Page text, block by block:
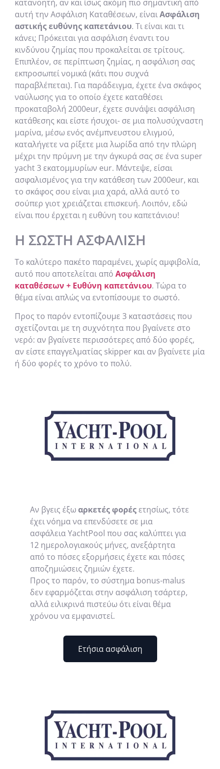
κατανοητή, αν και ίσως ακόμη πιο σημαντική από
αυτή την Ασφάλιση Καταθέσεων, είναιΑσφάλιση
αστικής ευθύνης καπετάνιου. Τι είναι και τι
κάνει; Πρόκειται για ασφάλιση έναντι του
κινδύνου ζημίας που προκαλείται σε τρίτους.
Επιπλέον, σε περίπτωση ζημίας, η ασφάλιση σας
εκπροσωπεί νομικά (κάτι που συχνά
παραβλέπεται). Για παράδειγμα, έχετε ένα σκάφος
ναύλωσης για το οποίο έχετε καταθέσει
προκαταβολή 2000eur, έχετε συνάψει ασφάλιση
κατάθεσης και είστε ήσυχοι- σε μια πολυσύχναστη
μαρίνα, μέσω ενός ανέμπνευστου ελιγμού,
καταλήγετε να ρίξετε μια λωρίδα από την πλώρη
μέχρι την πρύμνη με την άγκυρά σας σε ένα super
yacht 3 εκατομμυρίων eur. Μάντεψε, είσαι
ασφαλισμένος για την κατάθεση των 2000eur, και
το σκάφος σου είναι μια χαρά, αλλά αυτό το
σούπερ γιοτ χρειάζεται επισκευή. Λοιπόν, εδώ
είναι που έρχεται η ευθύνη του καπετάνιου!
Η ΣΩΣΤΉ ΑΣΦΆΛΙΣΗ
Το καλύτερο πακέτο παραμένει, χωρίς αμφιβολία,
αυτό που αποτελείται από Ασφάλιση
καταθέσεων + Ευθύνη καπετάνιου. Τώρα το
θέμα είναι απλώς να εντοπίσουμε το σωστό.
Προς το παρόν εντοπίζουμε 3 καταστάσεις που
σχετίζονται με τη συχνότητα που βγαίνετε στο
νερό: αν βγαίνετε περισσότερες από δύο φορές,
αν είστε επαγγελματίας skipper και αν βγαίνετε μία
ή δύο φορές το χρόνο το πολύ.
Αν βγεις έξωαρκετές φορέςετησίως, τότε
έχει νόημα να επενδύσετε σε μια
ασφάλεια YachtPool που σας καλύπτει για
12 ημερολογιακούς μήνες, ανεξάρτητα
από το πόσες εξορμήσεις έχετε και πόσες
αποζημιώσεις ζημιών έχετε.
Προς το παρόν, το σύστημα bonus-malus
δεν εφαρμόζεται στην ασφάλιση τσάρτερ,
αλλά ειλικρινά πιστεύω ότι είναι θέμα
χρόνου να εμφανιστεί.
Ετήσια ασφάλιση